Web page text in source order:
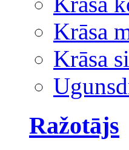
Krāsa
Krāsa
Ražotājs